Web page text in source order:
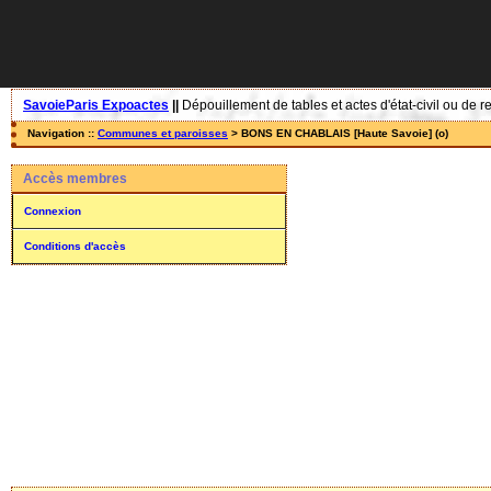
SavoieParis Expoactes Dépouillement de tables et actes d'état-civil ou de
Navigation :: Communes et paroisses > BONS EN CHABLAIS [Haute Savoie] (o)
Accès membres
Connexion
Conditions d'accès